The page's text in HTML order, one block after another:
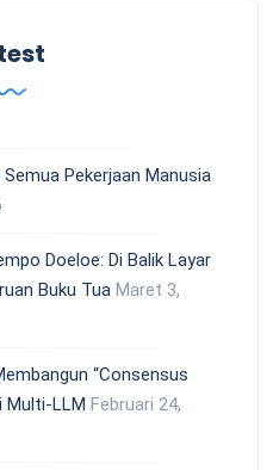
Pekerjaan Manusia
Doeloe: Di Balik Layar
Buku Tua Maret 3,
“Consensus
Multi-LLM Februari 24,